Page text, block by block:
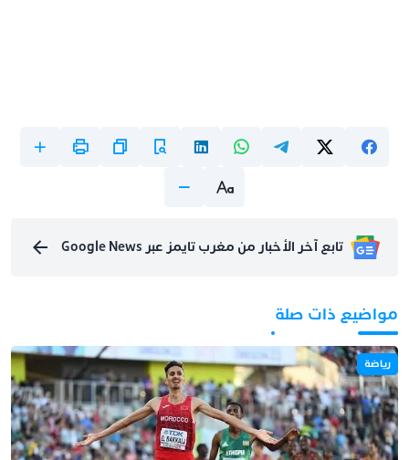
تابع آخر الأخبار من مغرب تايمز عبر Google News
مواضيع ذات صلة
رياضة